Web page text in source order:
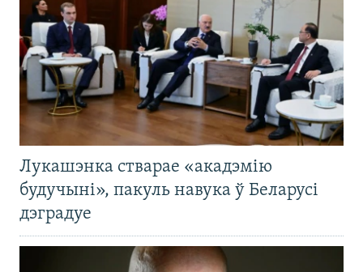
Лукашэнка стварае «акадэмію
будучыні», пакуль навука ў Беларусі
дэградуе